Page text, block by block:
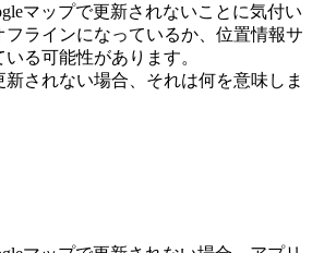
マップで更新されないことに気付い
ラインになっているか、位置情報サ
る可能性があります。
されない場合、それは何を意味しま